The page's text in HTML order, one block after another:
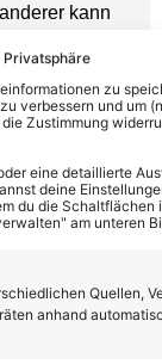
zu
verbessern und um
Zustimmung
eine detaillierte
deine
du die
am unteren
Quellen,
anhand
kann
VON